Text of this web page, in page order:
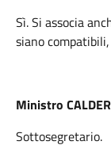
Sì. Si associa
siano
Ministro
Sottosegretario.